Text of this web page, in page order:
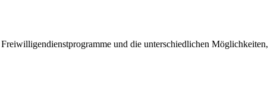
und die unterschiedlichen Möglichkeiten,